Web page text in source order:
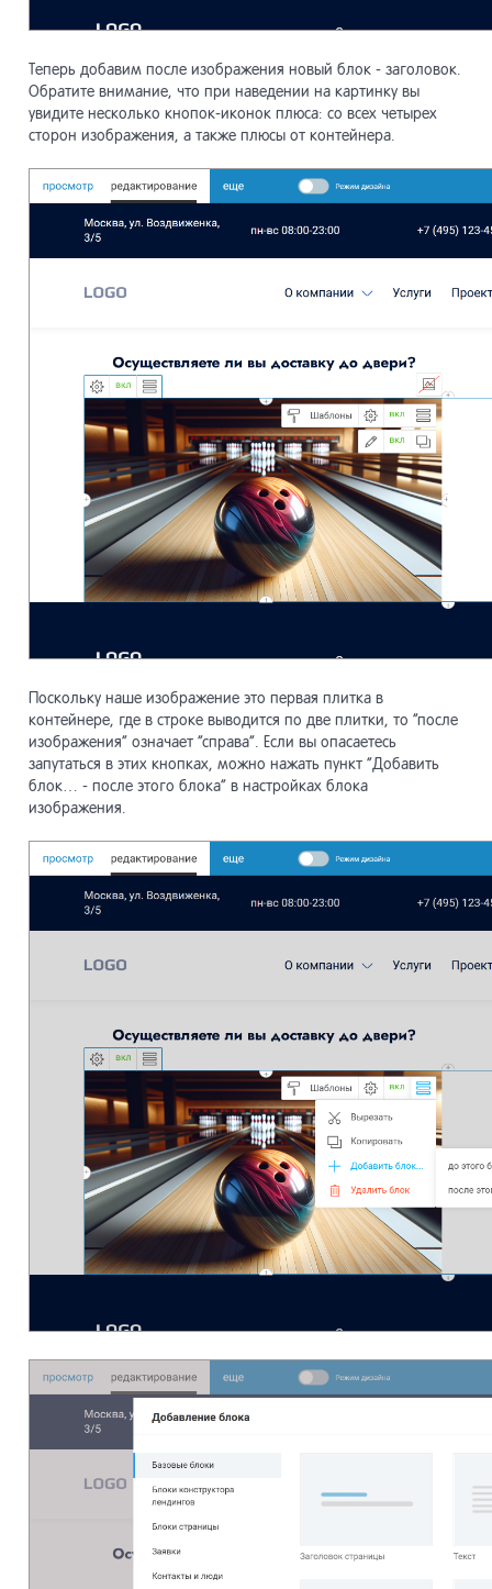
Теперь добавим после изображения новый блок - заголовок.
Обратите внимание, что при наведении на картинку вы
увидите несколько кнопок-иконок плюса: со всех четырех
сторон изображения, а также плюсы от контейнера.
Поскольку наше изображение это первая плитка в
контейнере, где в строке выводится по две плитки, то “после
изображения” означает “справа”. Если вы опасаетесь
запутаться в этих кнопках, можно нажать пункт “Добавить
блок… - после этого блока” в настройках блока
изображения.